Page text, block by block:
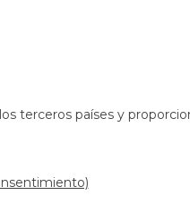
terceros países y